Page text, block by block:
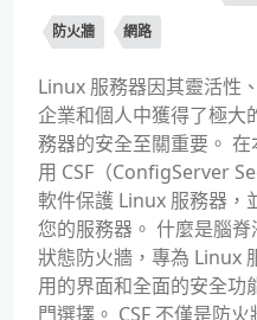
防火牆 網路
Linux 服務器因其靈活性
企業和個人中獲得了極大
務器的安全至關重要。
用 CSF（ConfigServer
軟件保護 Linux 服務器，
您的服務器。 什麼是腦脊
狀態防火牆，專為 Linux
用的界面和全面的安全功
門選擇。 CSF 不僅是防